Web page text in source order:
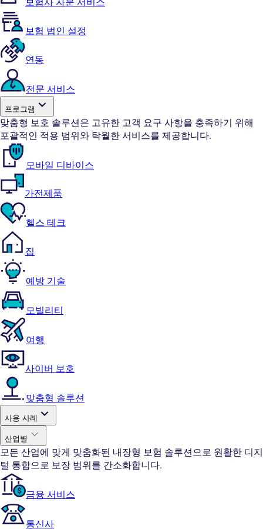
보험 법인 설정
연동
전문 서비스
프로그램
맞춤형 보호 솔루션은 고유한 고객 요구 사항을 충족하기 위해
포괄적인 적용 범위와 탁월한 서비스를 제공합니다.
모바일 디바이스
가전제품
헬스 테크
집
예방 기술
모빌리티
여행
사이버 보호
맞춤형 솔루션
사용 사례
산업별
모든 산업에 맞게 맞춤화된 내장형 보험 솔루션으로 원활한 디지
털 통합으로 보장 범위를 간소화합니다.
금융 서비스
통신사